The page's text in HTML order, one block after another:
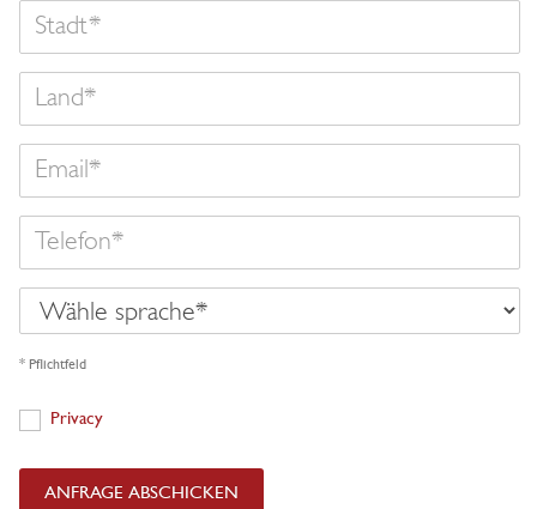
Wähle
sprache
* Pflichtfeld
Privacy
Privacy
ANFRAGE ABSCHICKEN